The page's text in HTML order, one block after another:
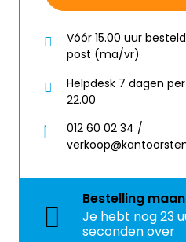
Vóór 15.00 uur
post (ma/vr)
Helpdesk 7 dagen
22.00
012 60 02 34 /
Bestelling
Je hebt nog23
seconden over